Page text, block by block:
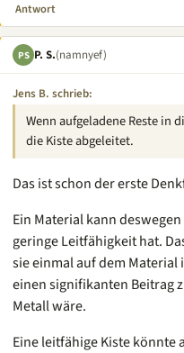
Antwort
PS P. S.(namnyef)
Jens B. schrieb:
Wenn aufgeladene Reste in
die Kiste abgeleitet.
Das ist schon der erste
Ein Material kann
geringe Leitfähigkeit hat.
sie einmal auf dem Material
einen signifikanten Beitrag
Metall wäre.
Eine leitfähige Kiste könnte